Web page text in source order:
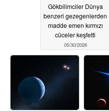
Gökbilimciler Dünya
benzeri gezegenlerden
madde emen kırmızı
cüceler keşfetti
05/30/2026